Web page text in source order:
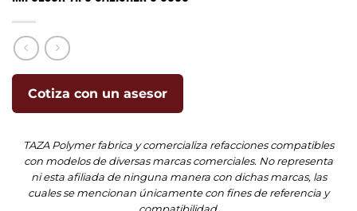
Cotiza con un asesor
TAZA Polymer fabrica y comercializa refacciones compatibles
con modelos de diversas marcas comerciales. No representa
ni esta afiliada de ninguna manera con dichas marcas, las
cuales se mencionan únicamente con fines de referencia y